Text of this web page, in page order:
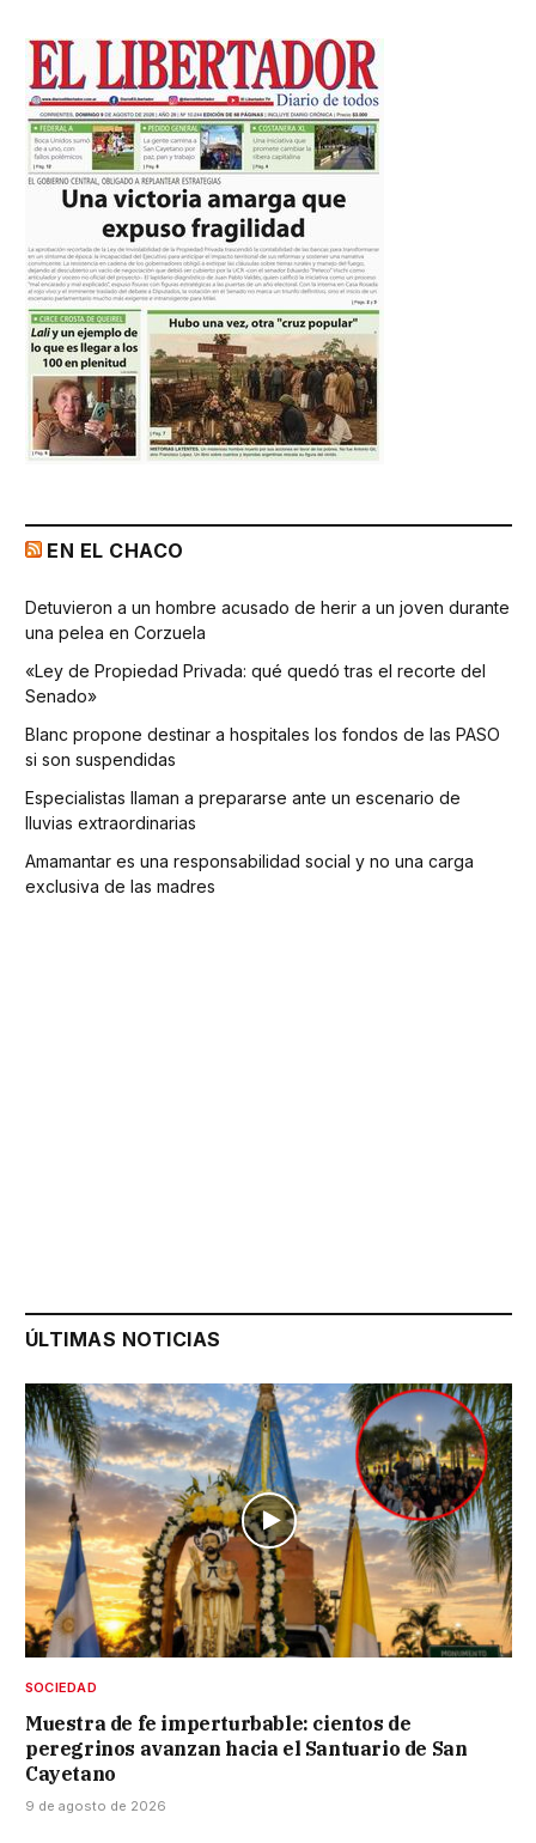
EN EL CHACO
Detuvieron a un hombre acusado de herir a un joven durante
una pelea en Corzuela
«Ley de Propiedad Privada: qué quedó tras el recorte del
Senado»
Blanc propone destinar a hospitales los fondos de las PASO
si son suspendidas
Especialistas llaman a prepararse ante un escenario de
lluvias extraordinarias
Amamantar es una responsabilidad social y no una carga
exclusiva de las madres
ÚLTIMAS NOTICIAS
SOCIEDAD
Muestra de fe imperturbable: cientos de
peregrinos avanzan hacia el Santuario de San
Cayetano
9 de agosto de 2026